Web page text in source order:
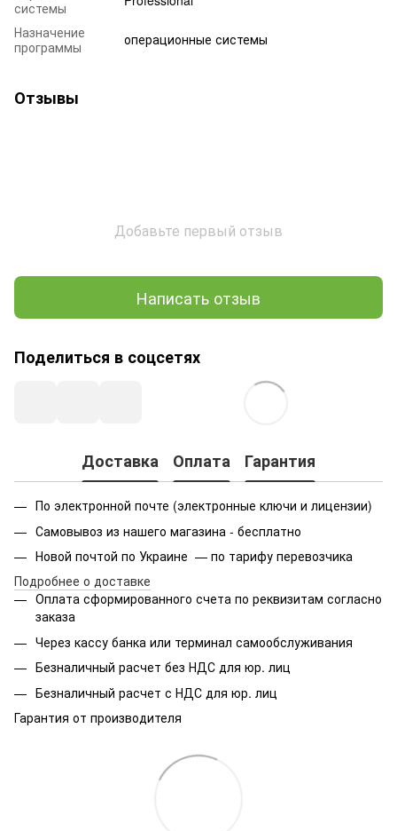
системы
Назначение
программы
операционные системы
Отзывы
Добавьте первый отзыв
Написать отзыв
Поделиться в соцсетях
Доставка Оплата Гарантия
По электронной почте (электронные ключи и лицензии)
Самовывоз из нашего магазина - бесплатно
Новой почтой по Украине — по тарифу перевозчика
Подробнее о доставке
Оплата сформированного счета по реквизитам согласно
заказа
Через кассу банка или терминал самообслуживания
Безналичный расчет без НДС для юр. лиц
Безналичный расчет с НДС для юр. лиц
Гарантия от производителя